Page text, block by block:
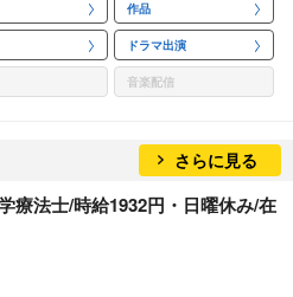
作品
ドラマ出演
音楽配信
さらに見る
療法士/時給1932円・日曜休み/在